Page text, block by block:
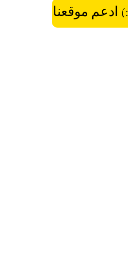
:) ادعم موقعنا